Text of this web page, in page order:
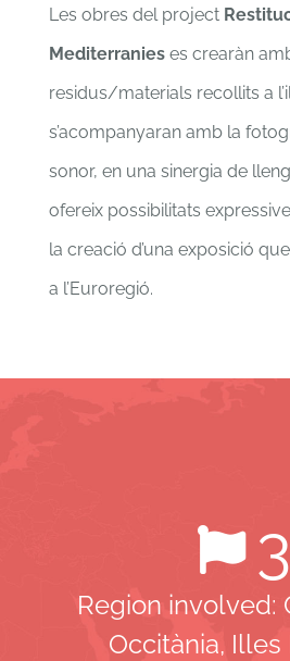
Les obres del project
Mediterranieses crearàn
residus/materials recollits a
s’acompanyaran amb la
sonor, en una sinergia de
ofereix possibilitats
la creació d’una exposició
a l’Euroregió.
3
Region involved:
Occitània, Illes